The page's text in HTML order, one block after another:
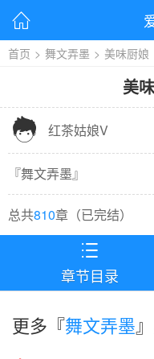

首页 > 舞文弄墨 > 美味厨娘
美
 红茶姑娘V
『舞文弄墨』
总共810章（已完结）

章节目录
更多『舞文弄墨